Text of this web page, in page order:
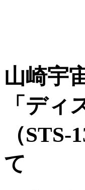
山崎宇
「ディ
（
て